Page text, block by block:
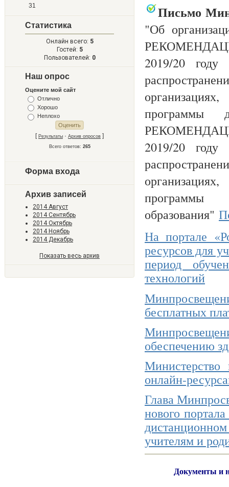
31
Статистика
Онлайн всего: 5
Гостей: 5
Пользователей: 0
Наш опрос
Оцените мой сайт
Отлично
Хорошо
Неплохо
[ Результаты · Архив опросов ]
Всего ответов: 265
Форма входа
Архив записей
2014 Август
2014 Сентябрь
2014 Октябрь
2014 Ноябрь
2014 Декабрь
Показать весь архив
Письмо
"Об
РЕКОМЕНДАЦИИ
2019/20 году
программы
РЕКОМЕНДАЦИИ
2019/20 году
образования"
На портале
ресурсов для
период
технологий
бесплатных
обеспечению
Министерство
онлайн-
Глава
нового
учителям и
Документы и